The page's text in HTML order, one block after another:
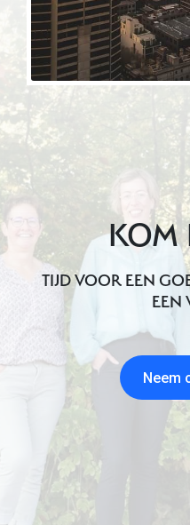
KOM
TIJD VOOR EEN
EEN
Neem